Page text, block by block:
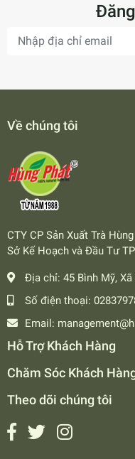
Về chúng tôi
CTY CP Sản Xuất Trà
Sở Kế Hoạch và Đầu Tư
Địa chỉ: 45 Bình Mỹ,
Số điện thoại:
Email:
Hỗ Trợ Khách Hàng
Chăm Sóc Khách
Theo dõi chúng tôi